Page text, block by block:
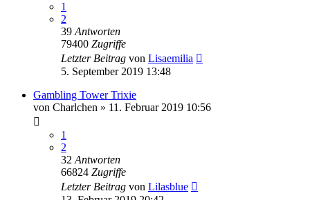
1
2
39 Antworten
79400 Zugriffe
Letzter Beitrag von Lisaemilia
5. September 2019 13:48
Gambling Tower Trixie
von Charlchen » 11. Februar 2019 10:56
1
2
32 Antworten
66824 Zugriffe
Letzter Beitrag von Lilasblue